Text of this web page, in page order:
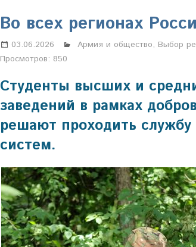
Во всех регионах
03.06.2026 Марина Щербакова
Армия и общество, Выбор
Просмотров: 850
Студенты высших и
заведений в рамках
решают проходить
систем.